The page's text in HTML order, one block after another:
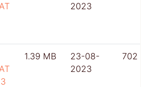
2023
1.39 MB
23-08-
2023
702